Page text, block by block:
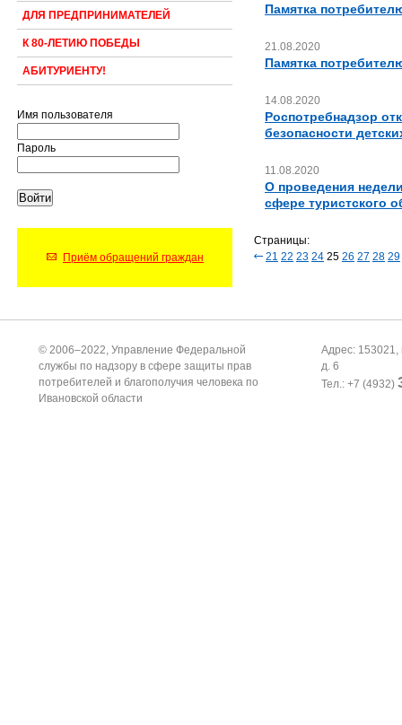
ДЛЯ ПРЕДПРИНИМАТЕЛЕЙ
К 80-ЛЕТИЮ ПОБЕДЫ
АБИТУРИЕНТУ!
Имя пользователя
Пароль
Приём обращений граждан
Памятка
21.08.2020
Памятка
14.08.2020
Роспотребнадзор
безопасности
11.08.2020
О проведения
сфере туристского
Страницы:
21 22 23 24 25 26 27 28 29
© 2006–2022, Управление Федеральной
службы по надзору в сфере защиты прав
потребителей и благополучия человека по
Ивановской области
Адрес: 153021,
д. 6
Тел.: +7 (4932)